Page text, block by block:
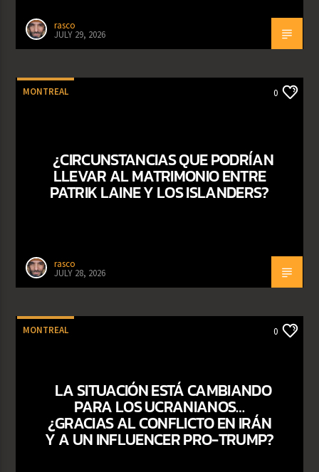
rasco
JULY 29, 2026
MONTREAL 0
¿CIRCUNSTANCIAS QUE PODRÍAN
LLEVAR AL MATRIMONIO ENTRE
PATRIK LAINE Y LOS ISLANDERS?
rasco
JULY 28, 2026
MONTREAL 0
LA SITUACIÓN ESTÁ CAMBIANDO
PARA LOS UCRANIANOS…
¿GRACIAS AL CONFLICTO EN IRÁN
Y A UN INFLUENCER PRO-TRUMP?